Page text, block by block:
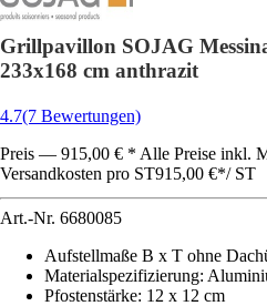
Grillpavillon SOJAG
233x168 cm anthrazit
4.7(7 Bewertungen)
Preis — 915,00 € * Alle Preise inkl.
Versandkosten pro ST915,00 €*/ ST
Art.-Nr. 6680085
Aufstellmaße B x T ohne
Materialspezifizierung:
Pfostenstärke: 12 x 12 cm